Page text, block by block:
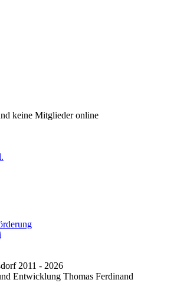
keine Mitglieder online
2011 - 2026
Entwicklung Thomas Ferdinand